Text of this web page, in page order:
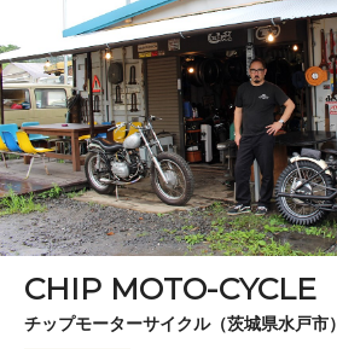
CHIP MOTO-CYCLE
チップモーターサイクル（茨城県水戸市）